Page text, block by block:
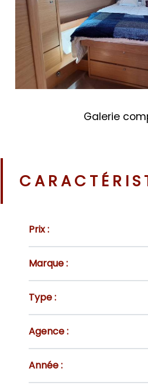
Galerie
Prix :
Marque :
Type :
Agence :
Année :